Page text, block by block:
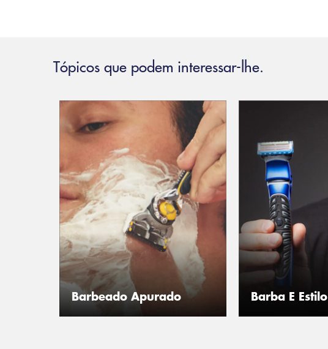
Tópicos que podem interessar-lhe.
Barbeado Apurado Barba E Estilo